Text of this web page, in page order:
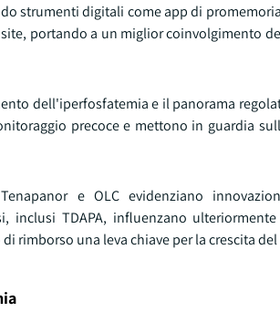
strumenti digitali come app di
portando a un miglior coinvolgimento
dell'iperfosfatemia e il panorama
precoce e mettono in guardia
e OLC evidenziano
inclusi TDAPA, influenzano
rimborso una leva chiave per la crescita